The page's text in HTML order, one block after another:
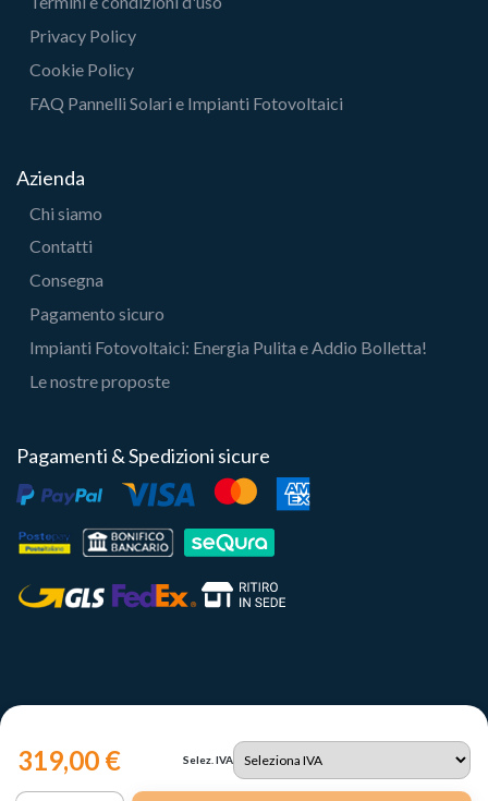
319,00 € Selez. IVA
Privacy Policy
Cookie Policy
FAQ Pannelli Solari e Impianti Fotovoltaici
Azienda
Chi siamo
Contatti
Consegna
Pagamento sicuro
Impianti Fotovoltaici: Energia Pulita e Addio Bolletta!
Le nostre proposte
Pagamenti & Spedizioni sicure
Copyright 2023 | Il Portale del Sole Srl - P.IVA IT12731330960